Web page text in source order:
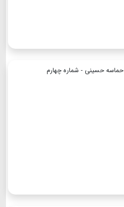
حماسه حسینی - شماره چهارم